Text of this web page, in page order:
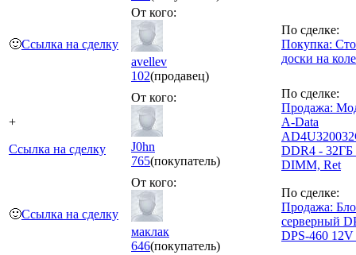
🙂Ссылка на сделку
От кого:
avellev
102(продавец)
По сделке:
Покупка:
доски на
+
Ссылка на сделку
От кого:
J0hn
765(покупатель)
По сделке:
Продажа:
A-Data
DDR4 - 32ГБ
DIMM, Ret
🙂Ссылка на сделку
От кого:
маклак
646(покупатель)
По сделке:
Продажа:
серверный
DPS-460